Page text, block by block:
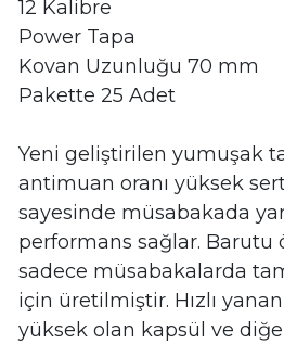
12 Kalibre
Power Tapa
Kovan Uzunluğu 70 mm
Pakette 25 Adet
Yeni geliştirilen yumuşak
antimuan oranı yüksek
sayesinde müsabakada
performans sağlar. Barutu
sadece müsabakalarda
için üretilmiştir. Hızlı
yüksek olan kapsül ve